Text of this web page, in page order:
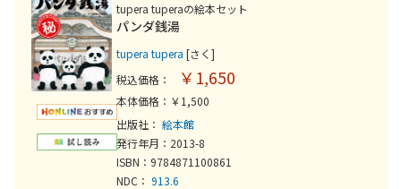
tupera tuperaの絵本セット
パンダ銭湯
tupera tupera [さく]
税込価格：
￥1,650
本体価格：￥1,500
出版社： 絵本館
発行年月：2013-8
ISBN：9784871100861
NDC： 913.6